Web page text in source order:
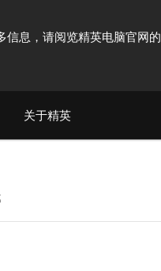
信息，请阅览精英电脑官网的
关于精英